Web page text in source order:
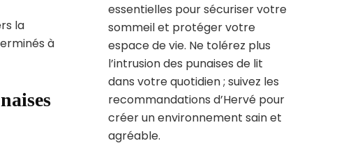
la
à
essentielles pour sécuriser votre
sommeil et protéger votre
espace de vie. Ne tolérez plus
l’intrusion des punaises de lit
dans votre quotidien ; suivez les
recommandations d’Hervé pour
créer un environnement sain et
agréable.